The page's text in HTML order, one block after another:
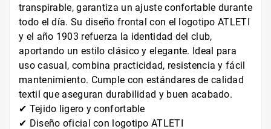
transpirable, garantiza un ajuste confortable durante
todo el día. Su diseño frontal con el logotipo ATLETI
y el año 1903 refuerza la identidad del club,
aportando un estilo clásico y elegante. Ideal para
uso casual, combina practicidad, resistencia y fácil
mantenimiento. Cumple con estándares de calidad
textil que aseguran durabilidad y buen acabado.
✔ Tejido ligero y confortable
✔ Diseño oficial con logotipo ATLETI